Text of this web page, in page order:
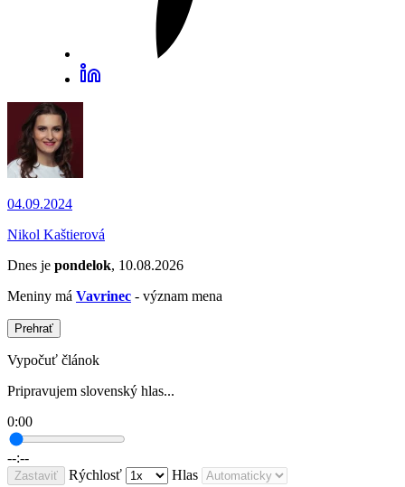
04.09.2024
Nikol Kaštierová
Dnes je pondelok, 10.08.2026
Meniny má Vavrinec - význam mena
Prehrať
Vypočuť článok
Pripravujem slovenský hlas...
0:00
--:--
Zastaviť Rýchlosť Hlas